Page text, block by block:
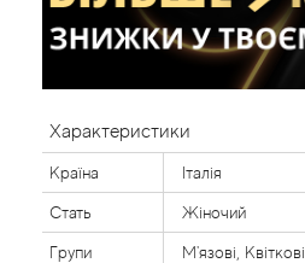
Характеристики
Країна Італія
Стать Жіночий
Групи
М'язові, Квіткові